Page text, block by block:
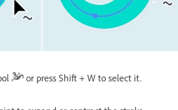
or press Shift + W to select it.